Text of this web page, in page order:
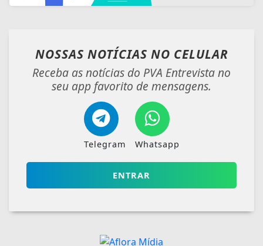
NOSSAS NOTÍCIAS NO CELULAR
Receba as notícias do PVA Entrevista no
seu app favorito de mensagens.
Telegram Whatsapp
ENTRAR